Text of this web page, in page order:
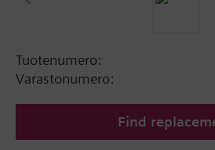
Tuotenumero:
Varastonumero:
Find